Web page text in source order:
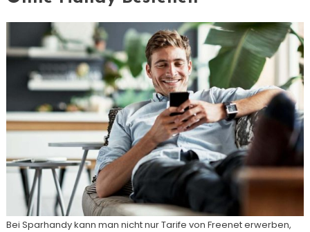
Bei Sparhandy kann man nicht nur Tarife von Freenet erwerben,